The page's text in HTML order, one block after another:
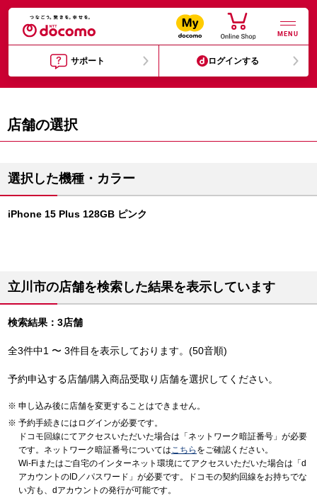
MENU
サポート ログインする
店舗の選択
選択した機種・カラー
iPhone 15 Plus 128GB ピンク
立川市の店舗を検索した結果を表示しています
検索結果：3店舗
全3件中1 〜 3件目を表示しております。(50音順)
予約申込する店舗/購入商品受取り店舗を選択してください。
申し込み後に店舗を変更することはできません。
予約手続きにはログインが必要です。
ドコモ回線にてアクセスいただいた場合は「ネットワーク暗証番号」が必要
です。ネットワーク暗証番号についてはこちら をご確認ください。
Wi-Fiまたはご自宅のインターネット環境にてアクセスいただいた場合は「d
アカウントのID／パスワード」が必要です。ドコモの契約回線をお持ちでな
い方も、dアカウントの発行が可能です。